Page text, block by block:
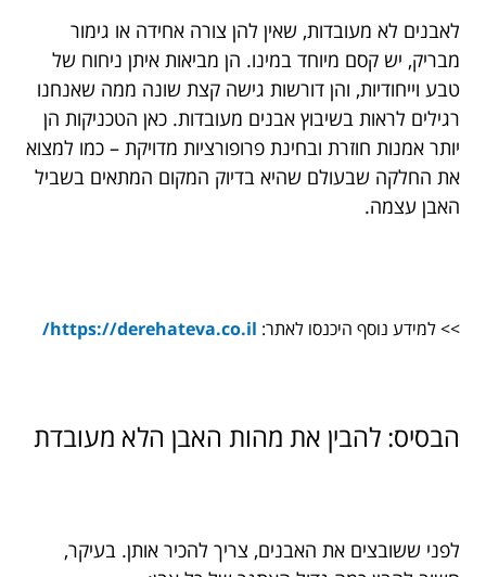
לאבנים לא מעובדות, שאין להן צורה אחידה או גימור
מבריק, יש קסם מיוחד במינו. הן מביאות איתן ניחוח של
טבע וייחודיות, והן דורשות גישה קצת שונה ממה שאנחנו
רגילים לראות בשיבוץ אבנים מעובדות. כאן הטכניקות הן
יותר אמנות חוזרת ובחינת פרופורציות מדויקת – כמו למצוא
את החלקה שבעולם שהיא בדיוק המקום המתאים בשביל
האבן עצמה.
>> למידע נוסף היכנסו לאתר: https://derehateva.co.il/
הבסיס: להבין את מהות האבן הלא מעובדת
לפני ששובצים את האבנים, צריך להכיר אותן. בעיקר,